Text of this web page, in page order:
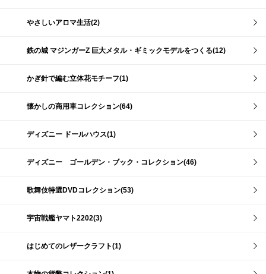
やさしいアロマ生活(2)
鉄の城 マジンガーZ 巨大メタル・ギミックモデルをつくる(12)
かぎ針で編む立体花モチーフ(1)
懐かしの商用車コレクション(64)
ディズニー ドールハウス(1)
ディズニー ゴールデン・ブック・コレクション(46)
歌舞伎特選DVDコレクション(53)
宇宙戦艦ヤマト2202(3)
はじめてのレザークラフト(1)